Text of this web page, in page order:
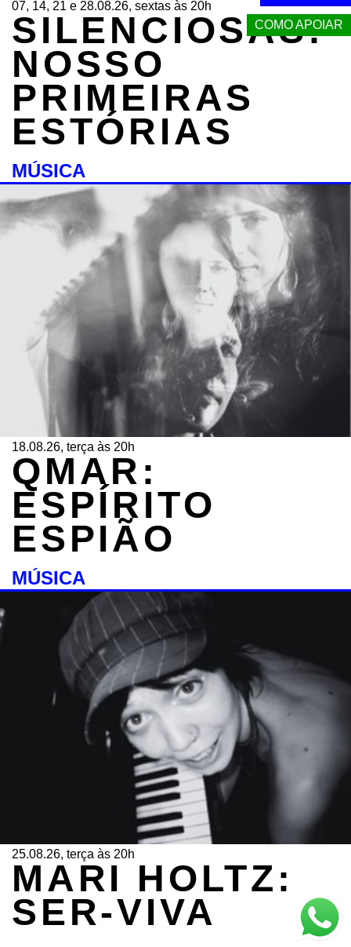
COMO APOIAR
07, 14, 21 e 28.08.26, sextas às 20h
SILENCIOSAS:
NOSSO
PRIMEIRAS
ESTÓRIAS
MÚSICA
18.08.26, terça às 20h
QMAR:
ESPÍRITO
ESPIÃO
MÚSICA
25.08.26, terça às 20h
MARI HOLTZ:
SER-VIVA